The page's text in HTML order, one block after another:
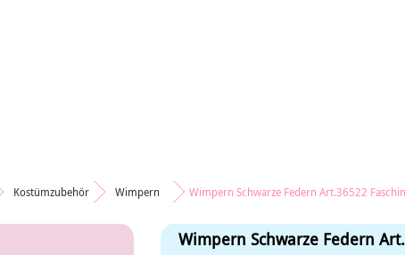
Kostümzubehör Wimpern Wimpern Schwarze Federn Art.36522
Wimpern Schwarze Federn